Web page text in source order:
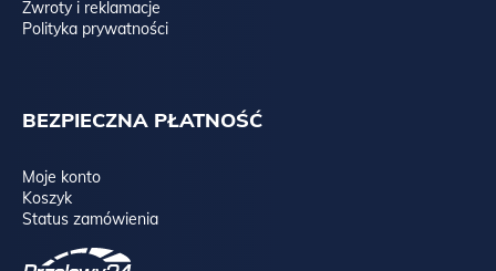
Zwroty i reklamacje
Polityka prywatności
BEZPIECZNA PŁATNOŚĆ
Moje konto
Koszyk
Status zamówienia